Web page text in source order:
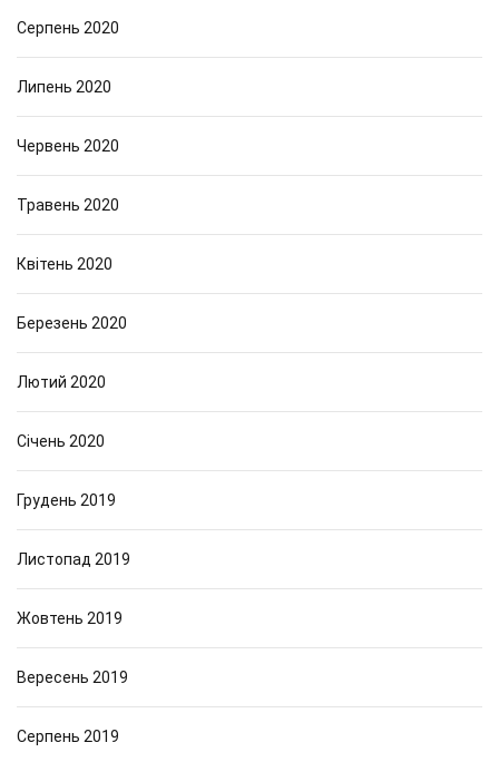
Серпень 2020
Липень 2020
Червень 2020
Травень 2020
Квітень 2020
Березень 2020
Лютий 2020
Січень 2020
Грудень 2019
Листопад 2019
Жовтень 2019
Вересень 2019
Серпень 2019